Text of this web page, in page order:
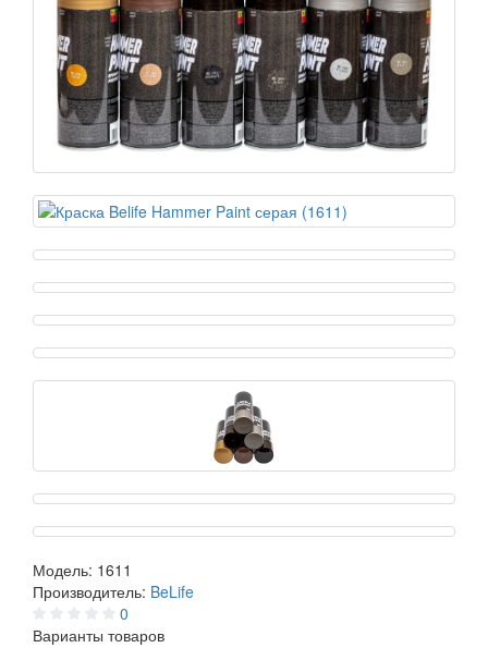
Модель: 1611
Производитель: BeLife
0
Варианты товаров